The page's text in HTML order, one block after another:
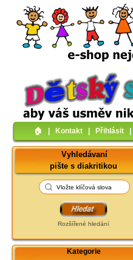
🏠︎ Kontakt Přihlásit
Vyhledávaní
pište s diakritikou
Rozšířené hledání
Kategorie